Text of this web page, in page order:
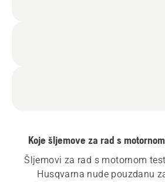
Koje šljemove za rad s
Šljemovi za rad s motornom
Husqvarna nude pouzdanu